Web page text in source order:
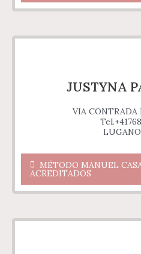
JUSTYNA
VIA CONTRADA
MÉTODO MANUEL
ACREDITADOS